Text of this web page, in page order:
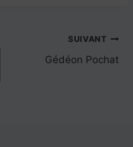
SUIVANT
Gédéon Pochat